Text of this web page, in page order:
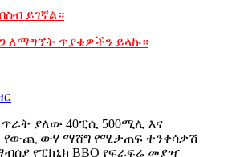
ይገኛል።
ለማግኘት ጥያቄዎችን ይላኩ።